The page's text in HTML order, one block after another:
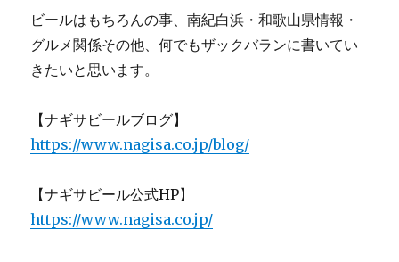
ビールはもちろんの事、南紀白浜・和歌山県情報・
グルメ関係その他、何でもザックバランに書いてい
きたいと思います。
【ナギサビールブログ】
https://www.nagisa.co.jp/blog/
【ナギサビール公式HP】
https://www.nagisa.co.jp/